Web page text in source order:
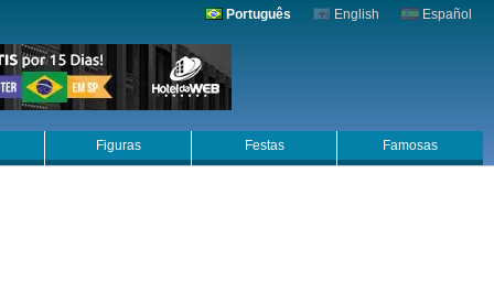
Português English Español
Figuras Festas Famosas